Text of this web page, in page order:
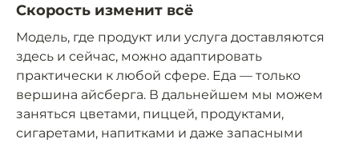
Скорость изменит всё
Модель, где продукт или услуга доставляются
здесь и сейчас, можно адаптировать
практически к любой сфере. Еда — только
вершина айсберга. В дальнейшем мы можем
заняться цветами, пиццей, продуктами,
сигаретами, напитками и даже запасными